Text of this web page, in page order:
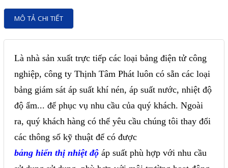
MÔ TẢ CHI TIẾT
Là nhà sản xuất trực tiếp các loại bảng điện tử công
nghiệp, công ty Thịnh Tâm Phát luôn có sẵn các loại
bảng giám sát áp suất khí nén, áp suất nước, nhiệt độ
độ ẩm... để phục vụ nhu cầu của quý khách. Ngoài
ra, quý khách hàng có thể yêu cầu chúng tôi thay đổi
các thông số kỹ thuật để có được
bảng hiển thị nhiệt độ áp suất phù hợp với nhu cầu
Thiết bị thu thập dữ liệu,
truyền và lưu trữ dữ liệu
Thiết bị cảnh báo
Thiết bị đo lường - Cảm biến
Bộ điều khiển nhiệt độ
Bộ đếm - Bộ hẹn giờ
Đồng hồ đo đa năng